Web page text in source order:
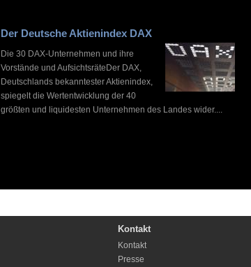
Der Deutsche Aktienindex DAX
Die 30 DAX-Unternehmen und ihre
Vorstände und AufsichtsräteDer DAX,
Deutschlands bekanntester Aktienindex,
spiegelt die Wertentwicklung der 40
größten und liquidesten Unternehmen des Landes wider....
Kontakt
Kontakt
Presse